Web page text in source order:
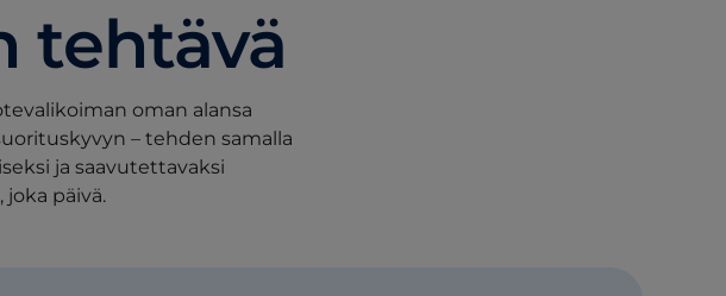
tehtävä
oman alansa
– tehden samalla
ja saavutettavaksi
päivä.